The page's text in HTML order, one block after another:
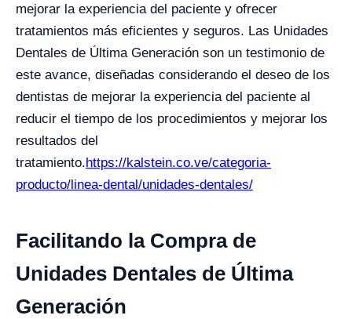
mejorar la experiencia del paciente y ofrecer
tratamientos más eficientes y seguros. Las Unidades
Dentales de Última Generación son un testimonio de
este avance, diseñadas considerando el deseo de los
dentistas de mejorar la experiencia del paciente al
reducir el tiempo de los procedimientos y mejorar los
resultados del
tratamiento.https://kalstein.co.ve/categoria-
producto/linea-dental/unidades-dentales/
Facilitando la Compra de
Unidades Dentales de Última
Generación